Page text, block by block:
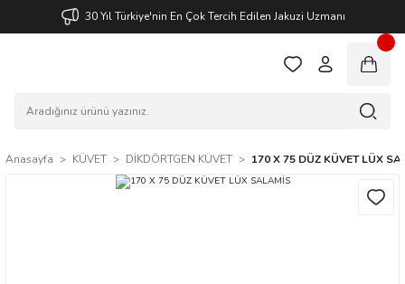
30 Yıl Türkiye'nin En Çok Tercih Edilen Jakuzi Uzmanı
Anasayfa KÜVET DİKDÖRTGEN KÜVET 170 X 75 DÜZ KÜVET LÜX